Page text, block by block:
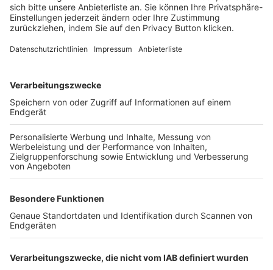
FOLGE DEM BFV
TOP-VEREINE
TOP-PARTNER